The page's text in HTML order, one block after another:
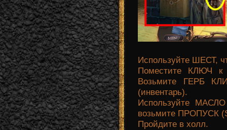
Используйте ШЕСТ,
Поместите КЛЮЧ
Возьмите ГЕРБ
(инвентарь).
Используйте
возьмите ПРОПУСК
Пройдите в холл.